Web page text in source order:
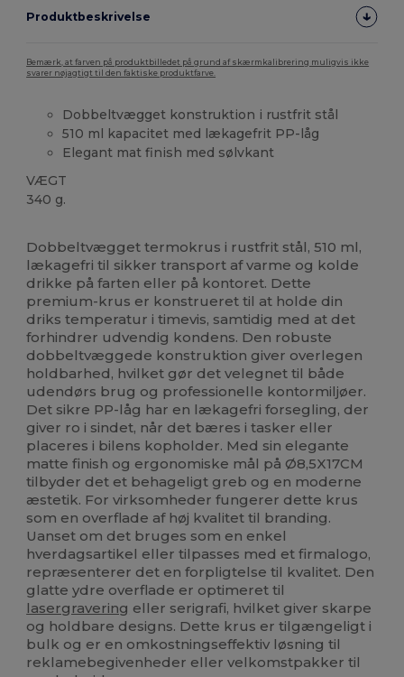
Produktbeskrivelse
Bemærk, at farven på produktbilledet på grund af skærmkalibrering muligvis ikke
svarer nøjagtigt til den faktiske produktfarve.
Dobbeltvægget konstruktion i rustfrit stål
510 ml kapacitet med lækagefrit PP-låg
Elegant mat finish med sølvkant
VÆGT
340 g.
Dobbeltvægget termokrus i rustfrit stål, 510 ml,
lækagefri til sikker transport af varme og kolde
drikke på farten eller på kontoret. Dette
premium-krus er konstrueret til at holde din
driks temperatur i timevis, samtidig med at det
forhindrer udvendig kondens. Den robuste
dobbeltvæggede konstruktion giver overlegen
holdbarhed, hvilket gør det velegnet til både
udendørs brug og professionelle kontormiljøer.
Det sikre PP-låg har en lækagefri forsegling, der
giver ro i sindet, når det bæres i tasker eller
placeres i bilens kopholder. Med sin elegante
matte finish og ergonomiske mål på Ø8,5X17CM
tilbyder det et behageligt greb og en moderne
æstetik. For virksomheder fungerer dette krus
som en overflade af høj kvalitet til branding.
Uanset om det bruges som en enkel
hverdagsartikel eller tilpasses med et firmalogo,
repræsenterer det en forpligtelse til kvalitet. Den
glatte ydre overflade er optimeret til
lasergravering eller serigrafi, hvilket giver skarpe
og holdbare designs. Dette krus er tilgængeligt i
bulk og er en omkostningseffektiv løsning til
reklamebegivenheder eller velkomstpakker til